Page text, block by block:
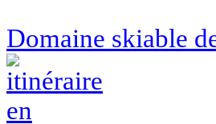
Domaine skiable